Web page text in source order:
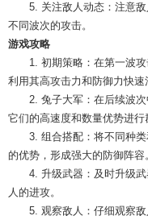
5. 关注敌人动态：注意
不同波次的攻击。
游戏攻略
1. 初期策略：在第一波
利用其高攻击力和防御力快速
2. 兔子大军：在后续波
它们的高速度和数量优势进行
3. 组合搭配：将不同种
的优势，形成强大的防御阵容
4. 升级武器：及时升级
人的进攻。
5. 观察敌人：仔细观察